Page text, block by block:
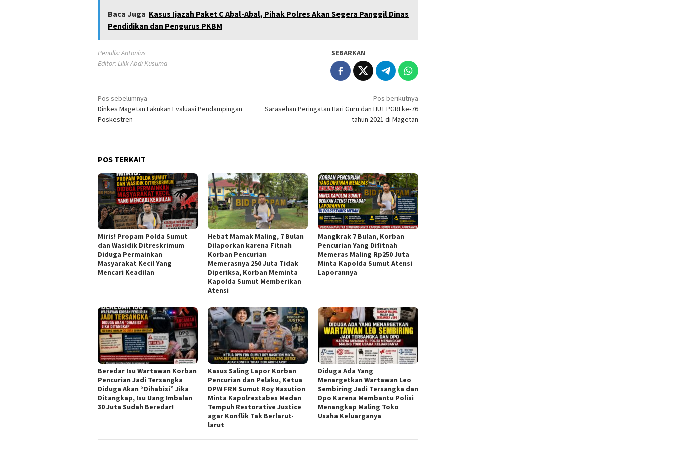
Baca Juga Kasus Ijazah Paket C Abal-Abal, Pihak Polres Akan Segera Panggil Dinas
Pendidikan dan Pengurus PKBM
Penulis: Antonius
Editor: Lilik Abdi Kusuma
SEBARKAN
Navigasi
pos
Pos sebelumnya
Dinkes Magetan Lakukan Evaluasi Pendampingan
Poskestren
Pos berikutnya
Sarasehan Peringatan Hari Guru dan HUT PGRI ke-76
tahun 2021 di Magetan
POS TERKAIT
Miris! Propam Polda Sumut
dan Wasidik Ditreskrimum
Diduga Permainkan
Masyarakat Kecil Yang
Mencari Keadilan
Hebat Mamak Maling, 7 Bulan
Dilaporkan karena Fitnah
Korban Pencurian
Memerasnya 250 Juta Tidak
Diperiksa, Korban Meminta
Kapolda Sumut Memberikan
Atensi
Mangkrak 7 Bulan, Korban
Pencurian Yang Difitnah
Memeras Maling Rp250 Juta
Minta Kapolda Sumut Atensi
Laporannya
Beredar Isu Wartawan Korban
Pencurian Jadi Tersangka
Diduga Akan “Dihabisi” Jika
Ditangkap, Isu Uang Imbalan
30 Juta Sudah Beredar!
Kasus Saling Lapor Korban
Pencurian dan Pelaku, Ketua
DPW FRN Sumut Roy Nasution
Minta Kapolrestabes Medan
Tempuh Restorative Justice
agar Konflik Tak Berlarut-
larut
Diduga Ada Yang
Menargetkan Wartawan Leo
Sembiring Jadi Tersangka dan
Dpo Karena Membantu Polisi
Menangkap Maling Toko
Usaha Keluarganya